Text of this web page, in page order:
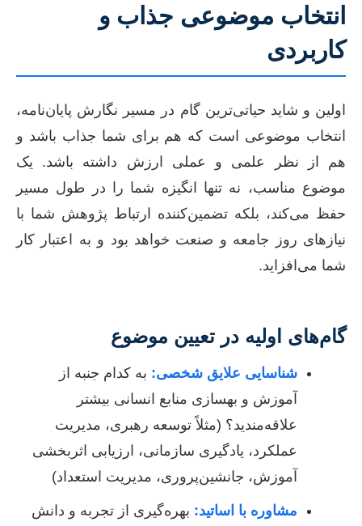
انتخاب موضوعی جذاب و
کاربردی
اولین و شاید حیاتی‌ترین گام در مسیر نگارش پایان‌نامه،
انتخاب موضوعی است که هم برای شما جذاب باشد و
هم از نظر علمی و عملی ارزش داشته باشد. یک
موضوع مناسب، نه تنها انگیزه شما را در طول مسیر
حفظ می‌کند، بلکه تضمین‌کننده ارتباط پژوهش شما با
نیازهای روز جامعه و صنعت خواهد بود و به اعتبار کار
شما می‌افزاید.
گام‌های اولیه در تعیین موضوع
شناسایی علایق شخصی: به کدام جنبه از
آموزش و بهسازی منابع انسانی بیشتر
علاقه‌مندید؟ (مثلاً توسعه رهبری، مدیریت
عملکرد، یادگیری سازمانی، ارزیابی اثربخشی
آموزش، جانشین‌پروری، مدیریت استعداد)
مشاوره با اساتید: بهره‌گیری از تجربه و دانش